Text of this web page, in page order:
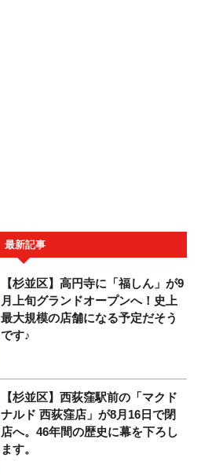
最新記事
【杉並区】高円寺に「福しん」が9
月上旬グランドオープンへ！史上
最大規模の店舗になる予定だそう
です♪
【杉並区】西荻窪駅前の「マクド
ナルド 西荻窪店」が8月16日で閉
店へ。46年間の歴史に幕を下ろし
ます。